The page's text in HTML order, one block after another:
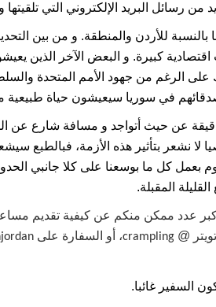
رسائل البريد الإلكتروني التي
للأردن والمنطقة. و من بين
كبيرة. و البعض الآخر الذين
الرغم من جهود الأمم المتحدة
في سوريا سيعيشون حياة
في سوريا بالكاد تبعد 60 دقيقة عن حيث أتواجد و
لا نشعر بتأثير هذه الأزمة، فبالطبع
بعمل كل ما بوسعنا على كلا جانبي
المقبلة.
عدد ممكن منكم عن كيفية تقديم
@
crampling، أو السفارة على
السفير غائبا.